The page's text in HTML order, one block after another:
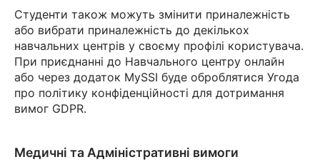
Студенти також можуть змінити приналежність
або вибрати приналежність до декількох
навчальних центрів у своєму профілі користувача.
При приєднанні до Навчального центру онлайн
або через додаток MySSI буде оброблятися Угода
про політику конфіденційності для дотримання
вимог GDPR.
Медичні та Адміністративні вимоги